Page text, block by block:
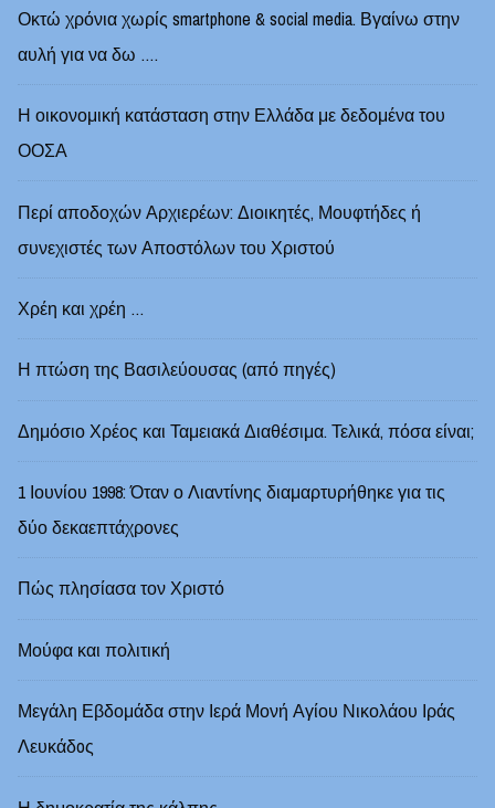
Οκτώ χρόνια χωρίς smartphone & social media. Βγαίνω στην
αυλή για να δω ….
Η οικονομική κατάσταση στην Ελλάδα με δεδομένα του
ΟΟΣΑ
Περί αποδοχών Αρχιερέων: Διοικητές, Μουφτήδες ή
συνεχιστές των Αποστόλων του Χριστού
Χρέη και χρέη …
Η πτώση της Βασιλεύουσας (από πηγές)
Δημόσιο Χρέος και Ταμειακά Διαθέσιμα. Τελικά, πόσα είναι;
1 Ιουνίου 1998: Όταν ο Λιαντίνης διαμαρτυρήθηκε για τις
δύο δεκαεπτάχρονες
Πώς πλησίασα τον Χριστό
Μούφα και πολιτική
Μεγάλη Εβδομάδα στην Ιερά Μονή Αγίου Νικολάου Ιράς
Λευκάδoς